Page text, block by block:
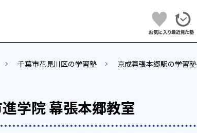
千葉市花見川区の学習塾 京成幕張本郷駅の学習塾
学院 幕張本郷教室